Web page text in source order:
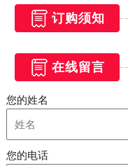
订购须知
在线留言
您的姓名
您的电话